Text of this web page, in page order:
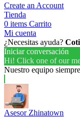
Create an Account
Tienda
0 items Carrito
Mi cuenta
¿Necesitas ayuda?
Iniciar conversación
Hi! Click one of our
Nuestro equipo
Asesor Zhinatown